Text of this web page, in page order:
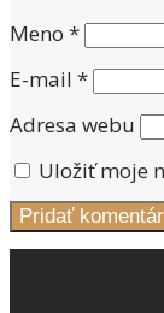
Meno *
E-mail *
Adresa webu
Uložiť moje